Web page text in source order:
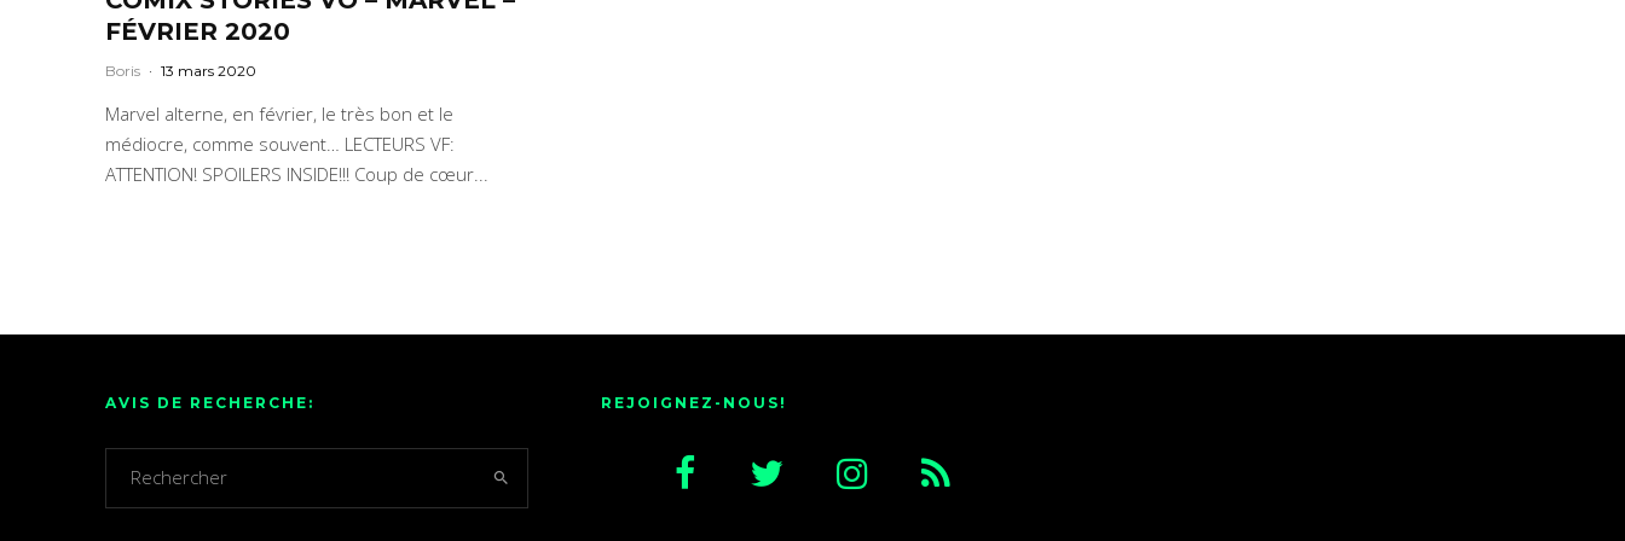
FÉVRIER 2020
Boris · 13 mars 2020
Marvel alterne, en février, le très bon et le
médiocre, comme souvent… LECTEURS VF:
ATTENTION! SPOILERS INSIDE!!! Coup de cœur...
AVIS DE RECHERCHE: REJOIGNEZ-NOUS!